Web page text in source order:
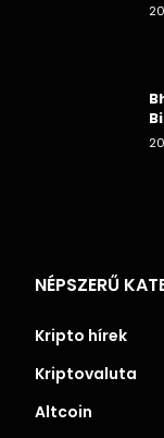
NÉPSZERŰ
Kripto hírek
Kriptovaluta
Altcoin